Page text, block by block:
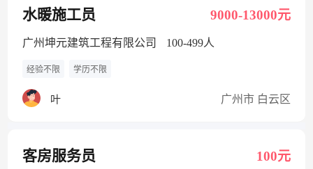
水暖施工员 9000-13000元
广州坤元建筑工程有限公司 100-499人
经验不限 学历不限
叶 广州市 白云区
客房服务员 100元